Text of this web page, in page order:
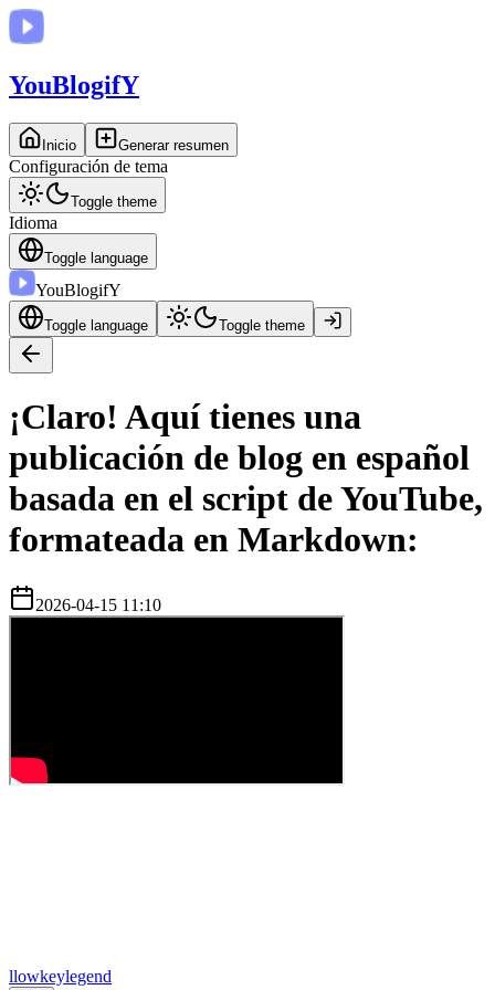
YouBlogifY
Inicio Generar resumen
Configuración de tema
Toggle theme
Idioma
Toggle language
YouBlogifY
Toggle language Toggle theme
¡Claro! Aquí tienes una
publicación de blog en español
basada en el script de YouTube,
formateada en Markdown:
2026-04-15 11:10
llowkeylegend